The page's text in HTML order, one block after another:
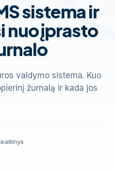
sistema ir
nuo įprasto
valdymo sistema. Kuo
žurnalą ir kada jos